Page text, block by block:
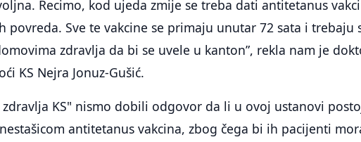
Recimo, kod ujeda zmije se treba dati antitetanus
povreda. Sve te vakcine se primaju unutar 72 sata i trebaju
zdravlja da bi se uvele u kanton”, rekla nam je
KS Nejra Jonuz-Gušić.
zdravlja KS" nismo dobili odgovor da li u ovoj ustanovi
antitetanus vakcina, zbog čega bi ih pacijenti